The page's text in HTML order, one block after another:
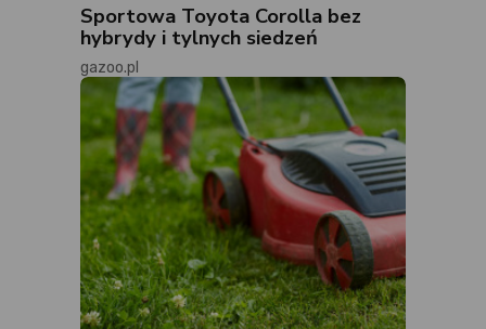
Sportowa Toyota Corolla bez
hybrydy i tylnych siedzeń
gazoo.pl